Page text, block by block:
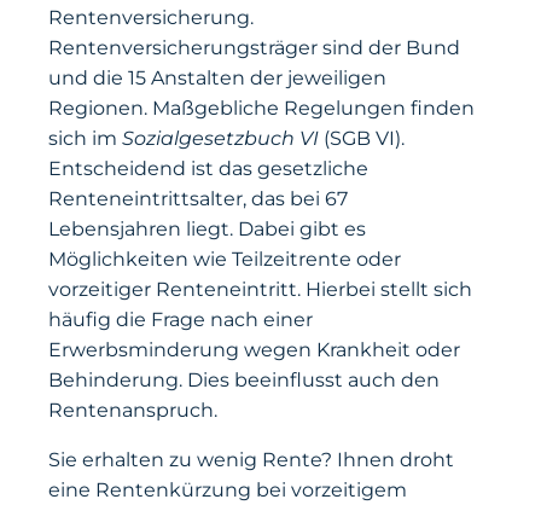
Rentenversicherung.
Rentenversicherungsträger sind der Bund
und die 15 Anstalten der jeweiligen
Regionen. Maßgebliche Regelungen finden
sich im Sozialgesetzbuch VI (SGB VI).
Entscheidend ist das gesetzliche
Renteneintrittsalter, das bei 67
Lebensjahren liegt. Dabei gibt es
Möglichkeiten wie Teilzeitrente oder
vorzeitiger Renteneintritt. Hierbei stellt sich
häufig die Frage nach einer
Erwerbsminderung wegen Krankheit oder
Behinderung. Dies beeinflusst auch den
Rentenanspruch.
Sie erhalten zu wenig Rente? Ihnen droht
eine Rentenkürzung bei vorzeitigem